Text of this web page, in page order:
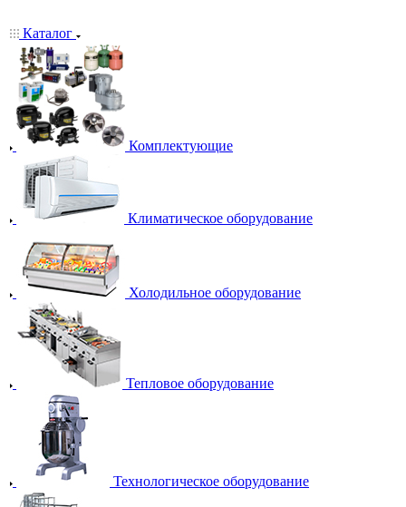
Каталог
Комплектующие
Климатическое оборудование
Холодильное оборудование
Тепловое оборудование
Технологическое оборудование